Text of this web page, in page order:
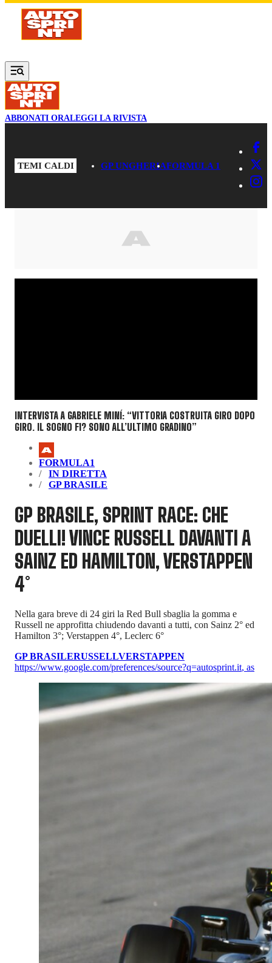
Vai al contenuto principale
ABBONATI ORALEGGI LA RIVISTA
TEMI CALDI GP UNGHERIAFORMULA 1
INTERVISTA A GABRIELE MINÍ: “VITTORIA COSTRUITA GIRO DOPO
GIRO. IL SOGNO F1? SONO ALL’ULTIMO GRADINO”
FORMULA1
IN DIRETTA
GP BRASILE
GP BRASILE, SPRINT RACE: CHE
DUELLI! VINCE RUSSELL DAVANTI A
SAINZ ED HAMILTON, VERSTAPPEN
4°
Nella gara breve di 24 giri la Red Bull sbaglia la gomma e
Russell ne approfitta chiudendo davanti a tutti, con Sainz 2° ed
Hamilton 3°; Verstappen 4°, Leclerc 6°
GP BRASILERUSSELLVERSTAPPEN
https://www.google.com/preferences/source?q=autosprint.it, as